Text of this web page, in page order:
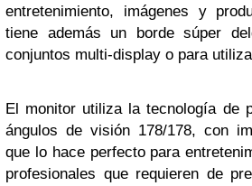
entretenimiento, imágenes y
tiene además un borde súper
conjuntos multi-display o para
El monitor utiliza la tecnología de
ángulos de visión 178/178, con
que lo hace perfecto para
profesionales que requieren de